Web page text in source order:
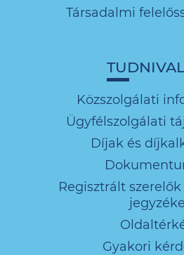
Társadalmi
Közszolgálati
Ügyfélszolgálati
Díjak és
Regisztrált
jegyzéke
Gyakori